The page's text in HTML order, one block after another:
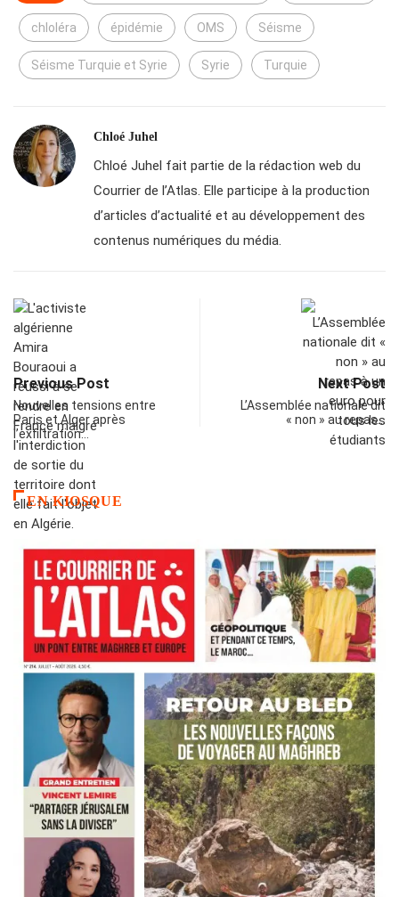
chloléra épidémie OMS Séisme
Séisme Turquie et Syrie Syrie Turquie
Chloé Juhel
Chloé Juhel fait partie de la rédaction web du
Courrier de l’Atlas. Elle participe à la production
d’articles d’actualité et au développement des
contenus numériques du média.
Previous Post
Nouvelles tensions entre
Paris et Alger après
l’exfiltration…
Next Post
L’Assemblée nationale dit
« non » au repas…
EN KIOSQUE